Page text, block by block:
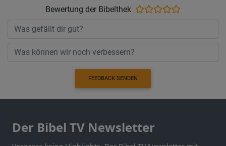
Bewertung der Bibelthek
FEEDBACK SENDEN
Der Bibel TV Newsletter